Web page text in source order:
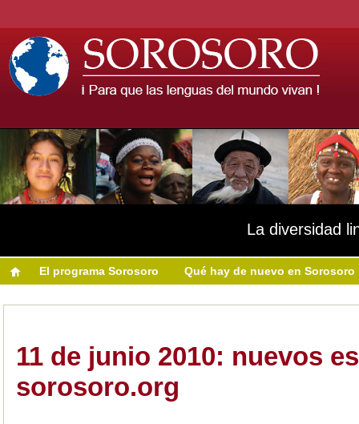
La diversidad
El programa Sorosoro Qué hay de nuevo en Sorosoro
11 de junio 2010: nuevos
sorosoro.org